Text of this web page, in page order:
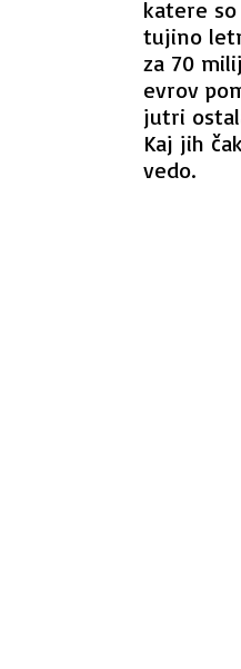
katere so
tujino
za 70
evrov
jutri
Kaj jih
vedo.